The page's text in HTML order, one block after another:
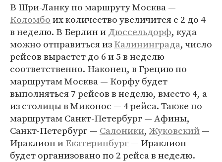
В Шри-Ланку по маршруту Москва —
Коломбоих количество увеличится с 2 до 4
в неделю. В Берлин иДюссельдорф, куда
можно отправиться изКалининграда, число
рейсов вырастет до 6 и 5 в неделю
соответственно. Наконец, в Грецию по
маршрутам Москва — Корфу будет
выполняться 7 рейсов в неделю, вместо 4, а
из столицы в Миконос — 4 рейса. Также по
маршрутам Санкт-Петербург — Афины,
Санкт-Петербург — Салоники, Жуковский—
Ираклион иЕкатеринбург — Ираклион
будет организовано по 2 рейса в неделю.